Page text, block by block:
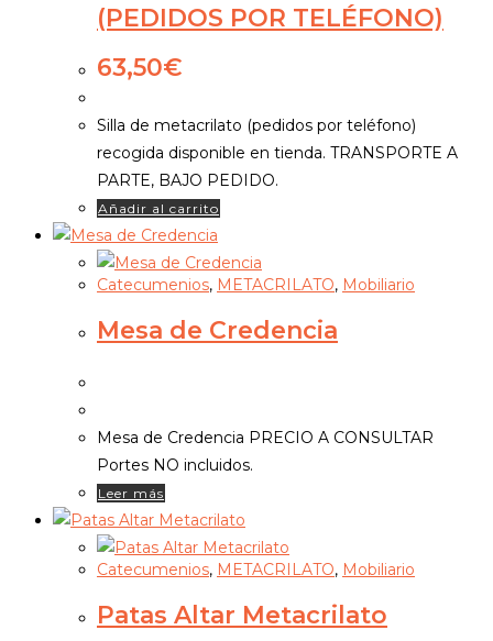
(PEDIDOS POR TELÉFONO)
63,50€
Silla de metacrilato (pedidos por teléfono)
recogida disponible en tienda. TRANSPORTE A
PARTE, BAJO PEDIDO.
Añadir al carrito
Catecumenios, METACRILATO, Mobiliario
Mesa de Credencia
Mesa de Credencia PRECIO A CONSULTAR
Portes NO incluidos.
Leer más
Catecumenios, METACRILATO, Mobiliario
Patas Altar Metacrilato